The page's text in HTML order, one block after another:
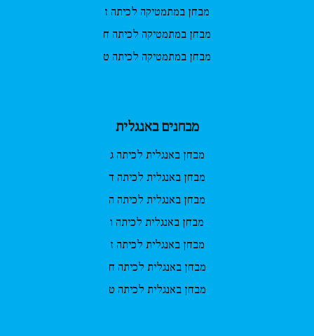
מבחן במתמטיקה לכיתה ז
מבחן במתמטיקה לכיתה ח
מבחן במתמטיקה לכיתה ט
מבחנים באנגלית
מבחן באנגלית לכיתה ג
מבחן באנגלית לכיתה ד
מבחן באנגלית לכיתה ה
מבחן באנגלית לכיתה ו
מבחן באנגלית לכיתה ז
מבחן באנגלית לכיתה ח
מבחן באנגלית לכיתה ט